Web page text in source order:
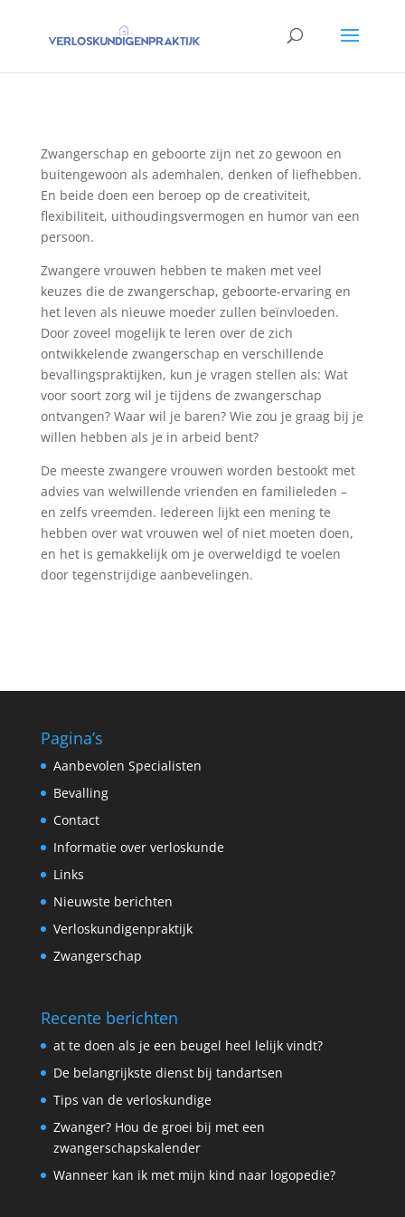
Zwangerschap en geboorte zijn net zo gewoon en
buitengewoon als ademhalen, denken of liefhebben.
En beide doen een beroep op de creativiteit,
flexibiliteit, uithoudingsvermogen en humor van een
persoon.
Zwangere vrouwen hebben te maken met veel
keuzes die de zwangerschap, geboorte-ervaring en
het leven als nieuwe moeder zullen beïnvloeden.
Door zoveel mogelijk te leren over de zich
ontwikkelende zwangerschap en verschillende
bevallingspraktijken, kun je vragen stellen als: Wat
voor soort zorg wil je tijdens de zwangerschap
ontvangen? Waar wil je baren? Wie zou je graag bij je
willen hebben als je in arbeid bent?
De meeste zwangere vrouwen worden bestookt met
advies van welwillende vrienden en familieleden –
en zelfs vreemden. Iedereen lijkt een mening te
hebben over wat vrouwen wel of niet moeten doen,
en het is gemakkelijk om je overweldigd te voelen
door tegenstrijdige aanbevelingen.
Pagina’s
Aanbevolen Specialisten
Bevalling
Contact
Informatie over verloskunde
Links
Nieuwste berichten
Verloskundigenpraktijk
Zwangerschap
Recente berichten
at te doen als je een beugel heel lelijk vindt?
De belangrijkste dienst bij tandartsen
Tips van de verloskundige
Zwanger? Hou de groei bij met een
zwangerschapskalender
Wanneer kan ik met mijn kind naar logopedie?